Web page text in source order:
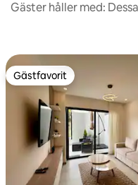
Gäster håller med:
Gästfavorit
Gästfavorit